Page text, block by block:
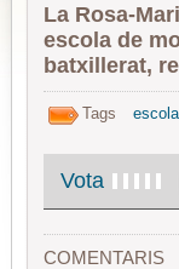
La Rosa-
escola de
batxillerat,
Tags escola
Vota
COMENTARIS